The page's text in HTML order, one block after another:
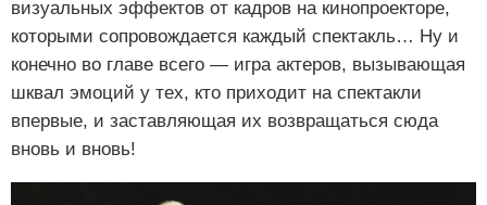
визуальных эффектов от кадров на кинопроекторе,
которыми сопровождается каждый спектакль… Ну и
конечно во главе всего — игра актеров, вызывающая
шквал эмоций у тех, кто приходит на спектакли
впервые, и заставляющая их возвращаться сюда
вновь и вновь!